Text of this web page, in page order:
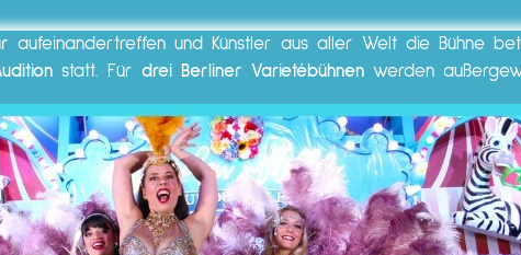
aufeinandertreffen und Künstler aus aller Welt die Bühne
statt. Für drei Berliner Varietébühnen werden